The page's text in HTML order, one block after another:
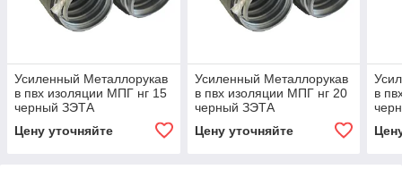
Усиленный Металлорукав
в пвх изоляции МПГ нг 15
черный ЗЭТА
Цену уточняйте
Усиленный Металлорукав
в пвх изоляции МПГ нг 20
черный ЗЭТА
Цену уточняйте
в